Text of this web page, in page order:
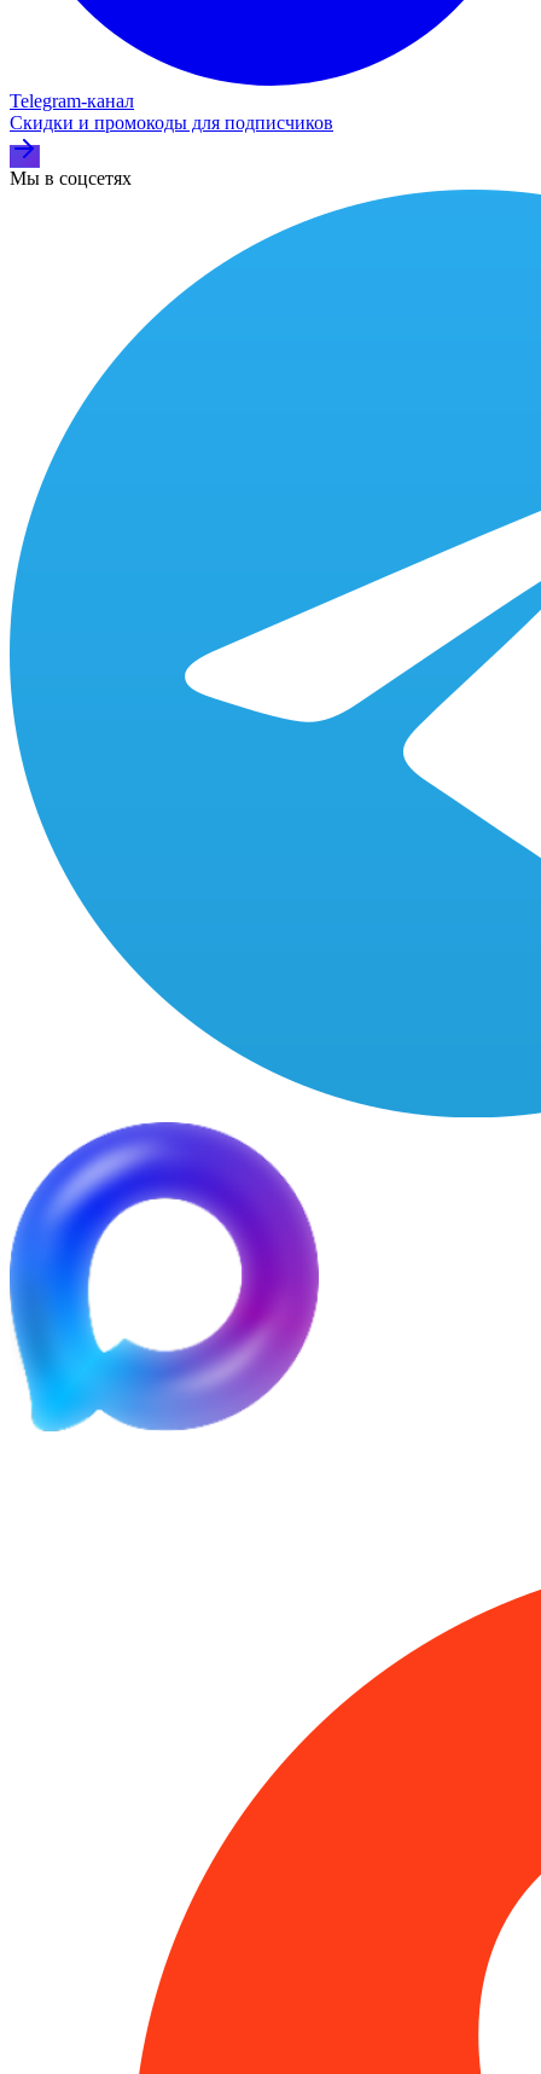
Telegram‑канал
Скидки и промокоды для подписчиков
Мы в соцсетях